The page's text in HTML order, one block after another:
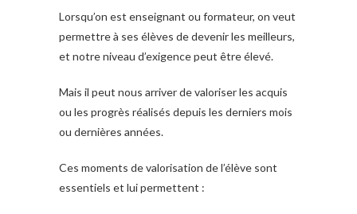
Lorsqu’on est enseignant ou formateur, on veut
permettre à ses élèves de devenir les meilleurs,
et notre niveau d’exigence peut être élevé.
Mais il peut nous arriver de valoriser les acquis
ou les progrès réalisés depuis les derniers mois
ou dernières années.
Ces moments de valorisation de l’élève sont
essentiels et lui permettent :